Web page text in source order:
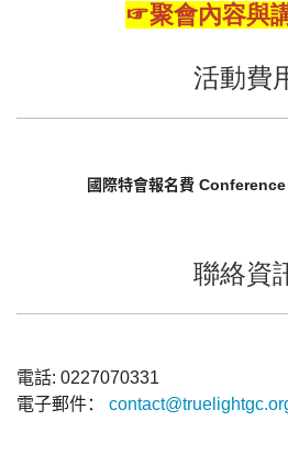
☞聚會內容與
活動費
國際特會報名費
聯絡資
電話: 0227070331
電子郵件：